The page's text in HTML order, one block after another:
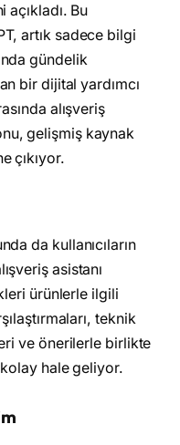
Bu
artık sadece bilgi
gündelik
bir dijital yardımcı
alışveriş
gelişmiş kaynak
çıkıyor.
da kullanıcıların
asistanı
ürünlerle ilgili
teknik
ve önerilerle birlikte
hale geliyor.